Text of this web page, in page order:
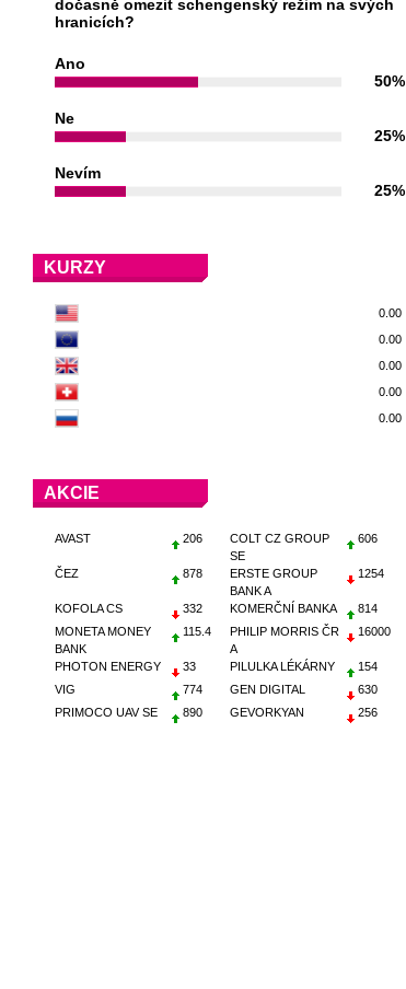
dočasně omezit schengenský režim na svých
hranicích?
Ano
50%
Ne
25%
Nevím
25%
KURZY
0.00
0.00
0.00
0.00
0.00
AKCIE
AVAST 206
COLT CZ GROUP
SE
606
ČEZ 878
ERSTE GROUP
BANK A
1254
KOFOLA CS 332 KOMERČNÍ BANKA
814
MONETA MONEY
BANK
115.4
PHILIP MORRIS ČR
A
16000
PHOTON ENERGY 33 PILULKA LÉKÁRNY
154
VIG
774 GEN DIGITAL
630
PRIMOCO UAV SE
890 GEVORKYAN 256